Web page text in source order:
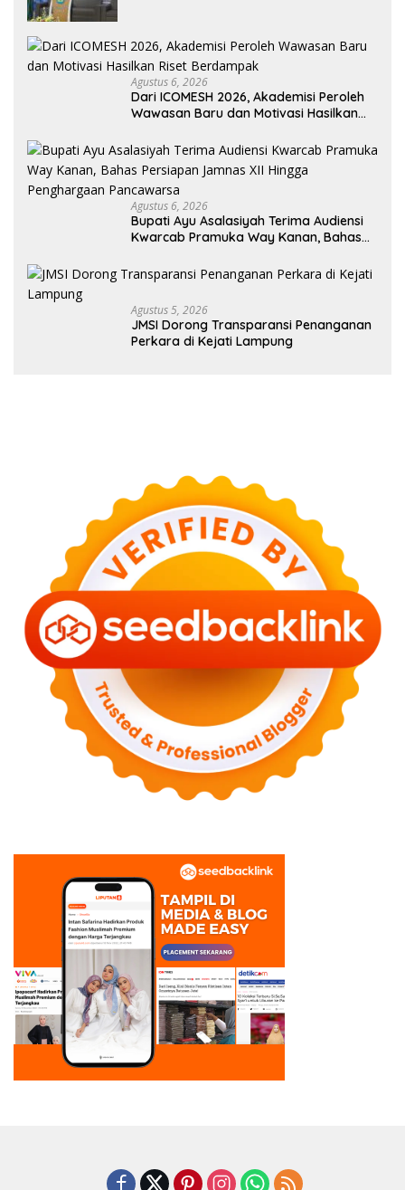
Agustus 6, 2026
Dari ICOMESH 2026, Akademisi Peroleh
Wawasan Baru dan Motivasi Hasilkan
Agustus 6, 2026
Bupati Ayu Asalasiyah Terima Audiensi
Kwarcab Pramuka Way Kanan, Bahas
Penghargaan Pancawarsa
Agustus 5, 2026
JMSI Dorong Transparansi Penanganan
Perkara di Kejati Lampung